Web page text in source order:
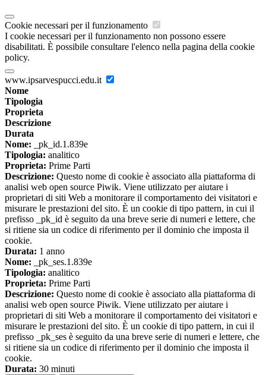
Cookie necessari per il funzionamento
I cookie necessari per il funzionamento non possono essere
disabilitati. È possibile consultare l'elenco nella pagina della cookie
policy.
www.ipsarvespucci.edu.it
Nome
Tipologia
Proprieta
Descrizione
Durata
Nome: _pk_id.1.839e
Tipologia: analitico
Proprieta: Prime Parti
Descrizione: Questo nome di cookie è associato alla piattaforma di
analisi web open source Piwik. Viene utilizzato per aiutare i
proprietari di siti Web a monitorare il comportamento dei visitatori e
misurare le prestazioni del sito. È un cookie di tipo pattern, in cui il
prefisso _pk_id è seguito da una breve serie di numeri e lettere, che
si ritiene sia un codice di riferimento per il dominio che imposta il
cookie.
Durata: 1 anno
Nome: _pk_ses.1.839e
Tipologia: analitico
Proprieta: Prime Parti
Descrizione: Questo nome di cookie è associato alla piattaforma di
analisi web open source Piwik. Viene utilizzato per aiutare i
proprietari di siti Web a monitorare il comportamento dei visitatori e
misurare le prestazioni del sito. È un cookie di tipo pattern, in cui il
prefisso _pk_ses è seguito da una breve serie di numeri e lettere, che
si ritiene sia un codice di riferimento per il dominio che imposta il
cookie.
Durata: 30 minuti